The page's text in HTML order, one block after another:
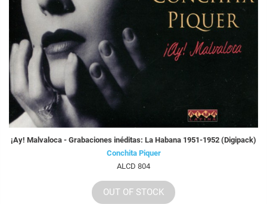
¡Ay! Malvaloca - Grabaciones inéditas: La Habana 1951-1952 (Digipack)
Conchita Piquer
ALCD 804
OUT OF STOCK